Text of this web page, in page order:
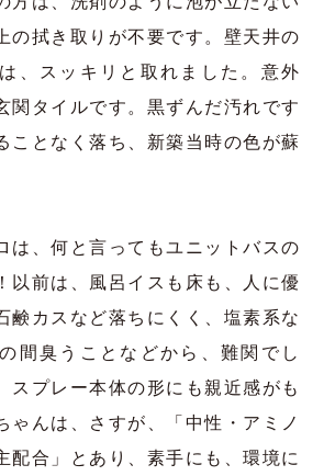
の拭き取りが不要です。壁天井の
、スッキリと取れました。意外
関タイルです。黒ずんだ汚れです
ことなく落ち、新築当時の色が蘇
は、何と言ってもユニットバスの
以前は、風呂イスも床も、人に優
鹸カスなど落ちにくく、塩素系な
間臭うことなどから、難関でし
スプレー本体の形にも親近感がも
ゃんは、さすが、「中性・アミノ
配合」とあり、素手にも、環境に